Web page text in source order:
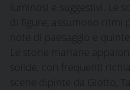
luminosi e suggestivi. Le
di figure, assumono ritmi
note di paesaggio e
Le storie mariane
solide, con frequenti
scene dipinte da Giotto,